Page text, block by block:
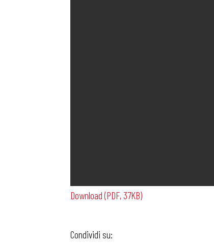
Download (PDF, 37KB)
Condividi su: